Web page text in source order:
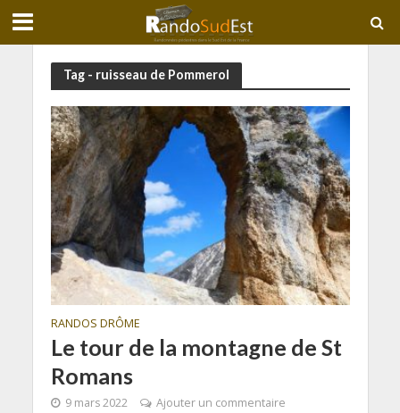
Tag - ruisseau de Pommerol
RANDOS DRÔME
Le tour de la montagne de St
Romans
9 mars 2022 Ajouter un commentaire